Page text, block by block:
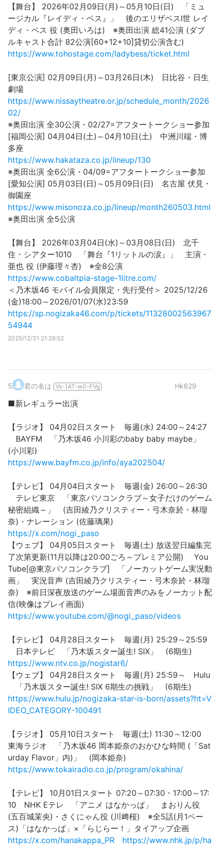
【舞台】 2026年02月09日(月)～05月10日(日) 「ミュ
ージカル『レイディ・ベス』」 後のエリザベスⅠ世 レイ
ディ・ベス 役 (奥田いろは) ※奥田出演 総41公演 (ダブ
ルキャスト合計 82公演[60+12+10]貸切公演含む)
https://www.tohostage.com/ladybess/ticket.html
[東京公演] 02月09日(月)～03月26日(木) 日比谷・日生
劇場
https://www.nissaytheatre.or.jp/schedule_month/2026
02/
※奥田出演 全30公演・02/27=アフタートークショー参加
[福岡公演] 04月04日(土)～04月10日(土) 中洲川端・博
多座
https://www.hakataza.co.jp/lineup/130
※奥田出演 全6公演・04/09=アフタートークショー参加
[愛知公演] 05月03日(日)～05月09日(日) 名古屋 伏見・
御園座
https://www.misonoza.co.jp/lineup/month260503.html
※奥田出演 全5公演
【舞台】 2026年03月04日(水)～03月08日(日) 北千
住・シアター1010 「舞台『1リットルの涙』」 主演・
亜也 役 (伊藤理々杏) ※全8公演
https://www.cobaltpia-stage-1litre.com/
＜乃木坂46 モバイル会員限定・先行受付＞ 2025/12/26
(金)18:00～2026/01/07(水)23:59
https://sp.nogizaka46.com/p/tickets/11328002563967
54944
2025/12/31 21:26:52
5. 君の名は Vs-1AT-w0-FVg Hk629
■新レギュラー出演
【ラジオ】 04月02日スタート 毎週(水) 24:00～24:27
BAYFM 「乃木坂46 小川彩のbaby baby maybe」
(小川彩)
https://www.bayfm.co.jp/info/aya202504/
【テレビ】 04月04日スタート 毎週(金) 26:00～26:30
テレビ東京 「東京パソコンクラブ～女子だけのゲーム
秘密組織～」 (吉田綾乃クリスティー・弓木奈於・林瑠
奈)・ナレーション (佐藤璃果)
https://x.com/nogi_paso
【ウェブ】 04月05日スタート 毎週(土) 放送翌日編集完
了次第更新(11月以降は20:00ごろ～プレミア公開) You
Tube[@東京パソコンクラブ] 「ノーカットゲーム実況動
画」 実況音声 (吉田綾乃クリスティー・弓木奈於・林瑠
奈) ※前日深夜放送のゲーム場面音声のみをノーカット配
信(映像はプレイ画面)
https://www.youtube.com/@nogi_paso/videos
【テレビ】 04月28日スタート 毎週(月) 25:29～25:59
日本テレビ 「乃木坂スター誕生! SIX」 (6期生)
https://www.ntv.co.jp/nogistar6/
【ウェブ】 04月28日スタート 毎週(月) 25:59～ Hulu
「乃木坂スター誕生! SIX 6期生の挑戦」 (6期生)
https://www.hulu.jp/nogizaka-star-is-born/assets?ht=V
IDEO_CATEGORY-100491
【ラジオ】 05月10日スタート 毎週(土) 11:30～12:00
東海ラジオ 「乃木坂46 岡本姫奈のおかひな時間 (「Sat
urday Flavor」内)」 (岡本姫奈)
https://www.tokairadio.co.jp/program/okahina/
【テレビ】 10月01日スタート 07:20～07:30・17:00～17:
10 NHK Eテレ 「アニメ はなかっぱ」 まおりん役
(五百城茉央)・さくにゃん役 (川﨑桜) ※全5話(月1ペー
ス)「はなかっぱ」×「らじらー！」タイアップ企画
https://x.com/hanakappa_PR
https://www.nhk.jp/p/ha